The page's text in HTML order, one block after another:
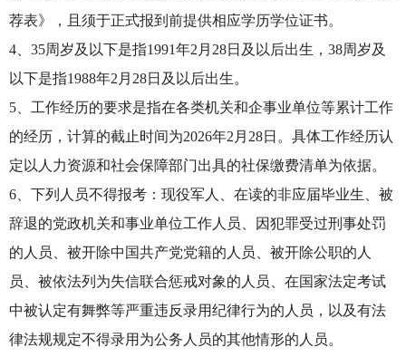
荐表》，且须于正式报到前提供相应学历学位证书。
4、35周岁及以下是指1991年2月28日及以后出生，38周岁及
以下是指1988年2月28日及以后出生。
5、工作经历的要求是指在各类机关和企事业单位等累计工作
的经历，计算的截止时间为2026年2月28日。具体工作经历认
定以人力资源和社会保障部门出具的社保缴费清单为依据。
6、下列人员不得报考：现役军人、在读的非应届毕业生、被
辞退的党政机关和事业单位工作人员、因犯罪受过刑事处罚
的人员、被开除中国共产党党籍的人员、被开除公职的人
员、被依法列为失信联合惩戒对象的人员、在国家法定考试
中被认定有舞弊等严重违反录用纪律行为的人员，以及有法
律法规规定不得录用为公务人员的其他情形的人员。